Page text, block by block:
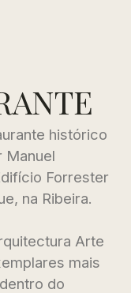
histórico
Manuel
Forrester
na Ribeira.
Arte
mais
do